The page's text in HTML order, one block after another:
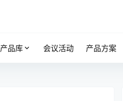
产品库 会议活动 产品方案